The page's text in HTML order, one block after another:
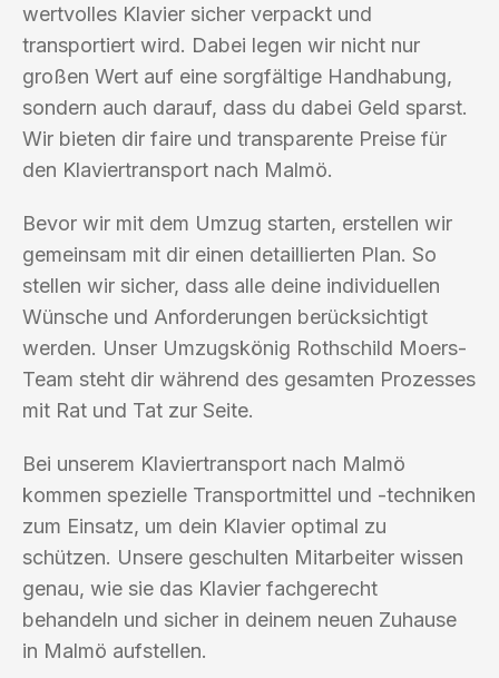
wertvolles Klavier sicher verpackt und
transportiert wird. Dabei legen wir nicht nur
großen Wert auf eine sorgfältige Handhabung,
sondern auch darauf, dass du dabei Geld sparst.
Wir bieten dir faire und transparente Preise für
den Klaviertransport nach Malmö.
Bevor wir mit dem Umzug starten, erstellen wir
gemeinsam mit dir einen detaillierten Plan. So
stellen wir sicher, dass alle deine individuellen
Wünsche und Anforderungen berücksichtigt
werden. Unser Umzugskönig Rothschild Moers-
Team steht dir während des gesamten Prozesses
mit Rat und Tat zur Seite.
Bei unserem Klaviertransport nach Malmö
kommen spezielle Transportmittel und -techniken
zum Einsatz, um dein Klavier optimal zu
schützen. Unsere geschulten Mitarbeiter wissen
genau, wie sie das Klavier fachgerecht
behandeln und sicher in deinem neuen Zuhause
in Malmö aufstellen.